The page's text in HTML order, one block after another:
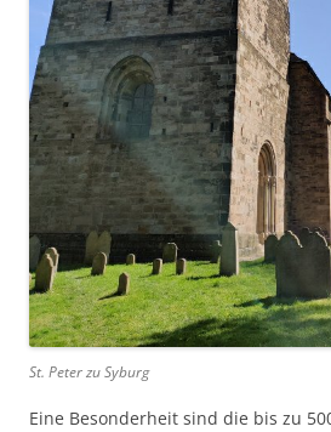
St. Peter zu Syburg
Eine Besonderheit sind die bis zu